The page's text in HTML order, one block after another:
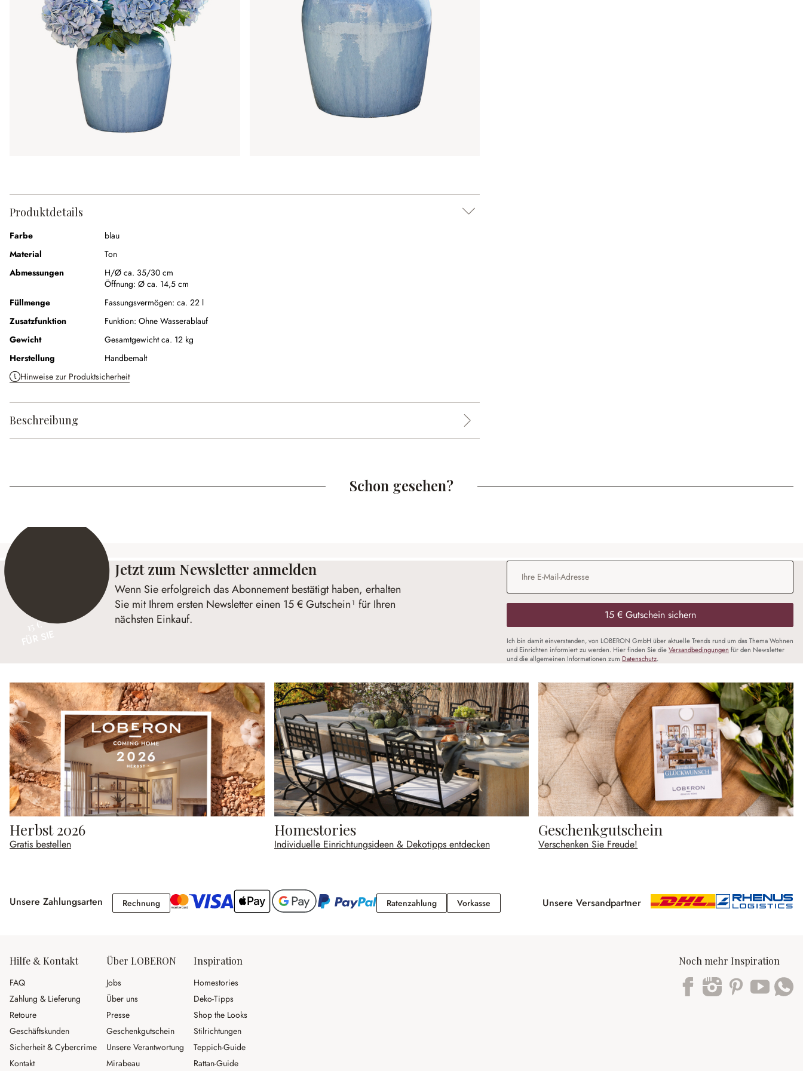
Produktdetails
Farbe
blau
Material
Ton
Abmessungen
H/Ø ca. 35/30 cm
Öffnung: Ø ca. 14,5 cm
Füllmenge
Fassungsvermögen: ca. 22 l
Zusatzfunktion
Funktion: Ohne Wasserablauf
Gewicht
Gesamtgewicht ca. 12 kg
Herstellung
Handbemalt
Hinweise zur Produktsicherheit
Beschreibung
Schon gesehen?
15 €
Jetzt zum Newsletter anmelden
Wenn Sie erfolgreich das Abonnement bestätigt haben, erhalten
Sie mit Ihrem ersten Newsletter einen 15 € Gutschein¹ für Ihren
nächsten Einkauf.
E-Mail-Adresse*
15 € Gutschein sichern
Ich bin damit einverstanden, von LOBERON GmbH über aktuelle Trends rund um das Thema Wohnen
und Einrichten informiert zu werden. Hier finden Sie dieVersandbedingungen für den Newsletter
und die allgemeinen Informationen zum Datenschutz.
Herbst 2026
Gratis bestellen
Homestories
Individuelle Einrichtungsideen & Dekotipps entdecken
Geschenkgutschein
Verschenken Sie Freude!
Unsere Zahlungsarten RechnungRechnung RatenzahlungRatenzahlung
VorkasseVorkasse Unsere Versandpartner
Hilfe & Kontakt
FAQ
Zahlung & Lieferung
Retoure
Geschäftskunden
Sicherheit & Cybercrime
Kontakt
Über LOBERON
Jobs
Über uns
Presse
Geschenkgutschein
Unsere Verantwortung
Mirabeau
Inspiration
Homestories
Deko-Tipps
Shop the Looks
Stilrichtungen
Teppich-Guide
Rattan-Guide
Noch mehr Inspiration